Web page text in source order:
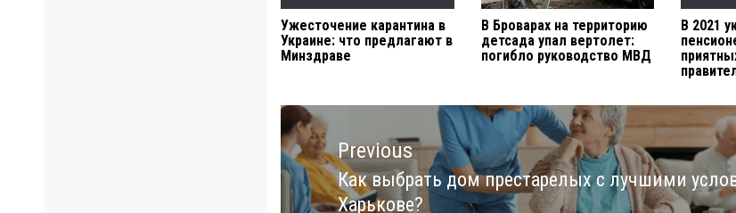
Ужесточение карантина в
Украине: что предлагают в
Минздраве
В Броварах на территорию
детсада упал вертолет:
погибло руководство МВД
В 2021
Навигация
по
записямPrevious
Previous
Как выбрать дом престарелых с лучшими
Харькове?